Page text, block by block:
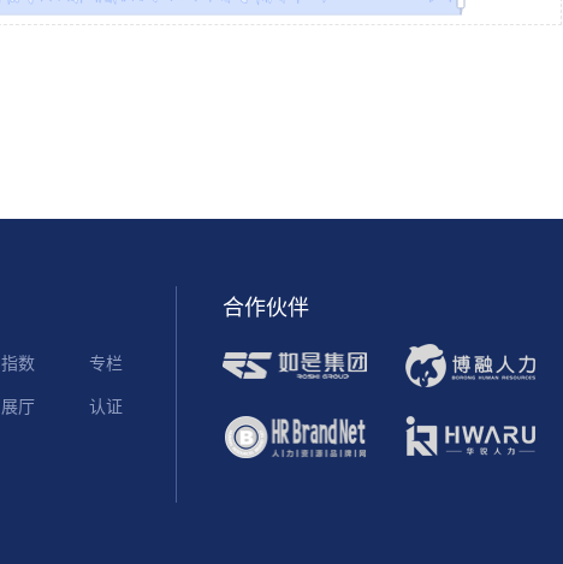
指数 专栏
展厅 认证
合作伙伴